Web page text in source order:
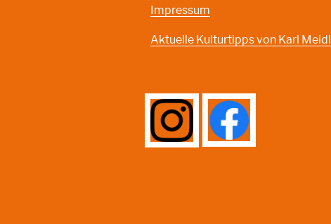
Impressum
Aktuelle Kulturtipps von Karl Meidl